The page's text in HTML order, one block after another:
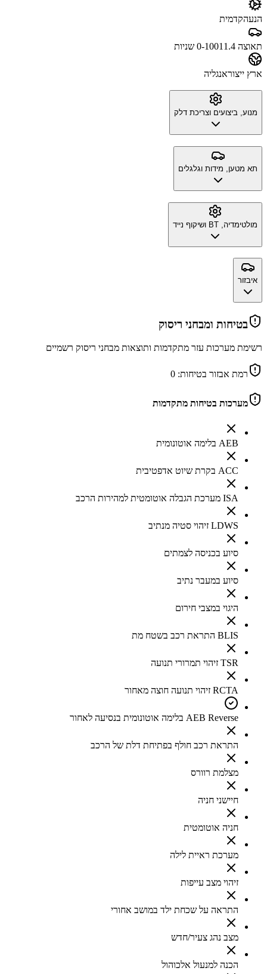
הנעהקדמית
תאוצה 0-100 11.4 שניות
ארץ ייצוראנגליה
מנוע, ביצועים וצריכת דלק
תא מטען, מידות וגלגלים
מולטימדיה, BT ושיקוף נייד
איבזור
בטיחות ומבחני ריסוק
רשימת מערכות עזר מתקדמות ותוצאות מבחני ריסוק רשמיים
רמת אבזור בטיחות: 0
מערכות בטיחות מתקדמות
AEB בלימה אוטונומית
ACC בקרת שיוט אדפטיבית
ISA מערכת הגבלה אוטומטית למהירות הרכב
LDWS זיהוי סטיה מנתיב
סיוע בכניסה לצמתים
סיוע במעבר נתיב
היגוי במצבי חירום
BLIS התראת רכב בשטח מת
TSR זיהוי תמרורי תנועה
RCTA זיהוי תנועה חוצה מאחור
AEB Reverse בלימה אוטונומית בנסיעה לאחור
התראת רכב חולף בפתיחת דלת של הרכב
מצלמת רוורס
חיישני חניה
חניה אוטומטית
מערכת ראיית לילה
זיהוי מצב עייפות
התראה על שכחת ילד במושב אחורי
מצב נהג צעיר/חדש
הכנה למנעול אלכוהול